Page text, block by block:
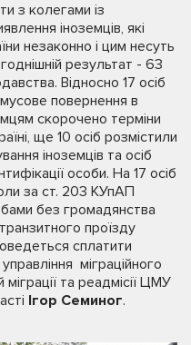
з колегами із
іноземців, які
незаконно і цим несуть
результат - 63
Відносно 17 осіб
повернення в
скорочено терміни
ще 10 осіб розмістили
іноземців та осіб
особи. На 17 осіб
за ст. 203 КУпАП
без громадянства
проїзду
сплатити
міграційного
та реадмісії ЦМУ
Ігор Семиног.